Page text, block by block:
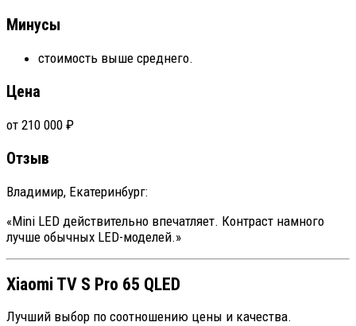
Минусы
стоимость выше среднего.
Цена
от 210 000 ₽
Отзыв
Владимир, Екатеринбург:
«Mini LED действительно впечатляет. Контраст намного
лучше обычных LED-моделей.»
Xiaomi TV S Pro 65 QLED
Лучший выбор по соотношению цены и качества.